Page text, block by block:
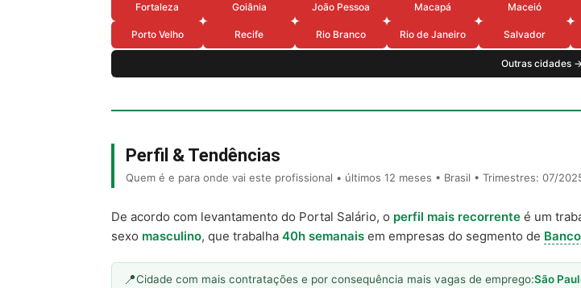
Fortaleza Goiânia João Pessoa Macapá Maceió
Porto Velho Recife Rio Branco Rio de Janeiro Salvador
Outras cidades →
Perfil & Tendências
Quem é e para onde vai este profissional • últimos 12 meses • Brasil • Trimestres: 07/
De acordo com levantamento do Portal Salário, o perfil mais recorrente é um
sexo masculino, que trabalha 40h semanais em empresas do segmento de
Cidade com mais contratações e por consequência mais vagas de emprego:São